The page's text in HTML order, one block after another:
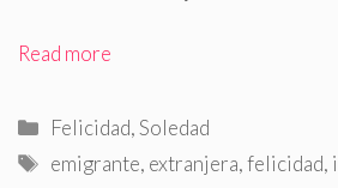
Read more
Categorías
Felicidad,Soledad
Etiquetas
emigrante, extranjera,felicidad,